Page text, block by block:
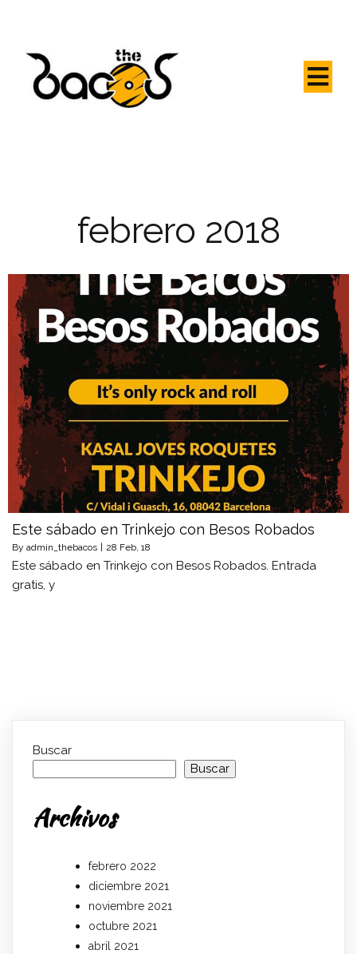
febrero 2018
Este sábado en Trinkejo con Besos Robados
By admin_thebacos 28 Feb, 18
Este sábado en Trinkejo con Besos Robados. Entrada
gratis, y
Buscar
Buscar
Archivos
febrero 2022
diciembre 2021
noviembre 2021
octubre 2021
abril 2021